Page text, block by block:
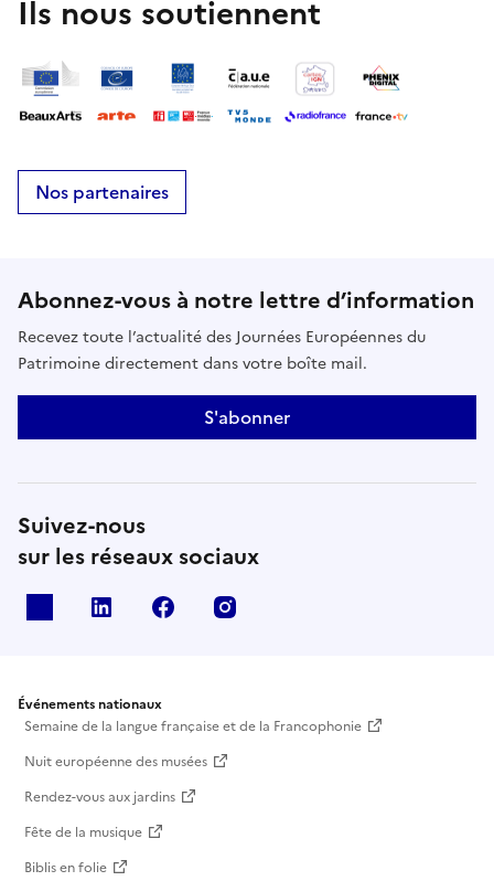
Ils nous soutiennent
Nos partenaires
Abonnez-vous à notre lettre d’information
Recevez toute l’actualité des Journées Européennes du
Patrimoine directement dans votre boîte mail.
S'abonner
Suivez-nous
sur les réseaux sociaux
Linkedin Facebook
Événements nationaux
Semaine de la langue française et de la Francophonie
Nuit européenne des musées
Rendez-vous aux jardins
Fête de la musique
Biblis en folie